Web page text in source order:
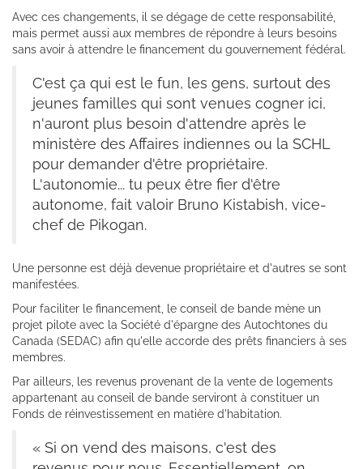
Avec ces changements, il se dégage de cette responsabilité,
mais permet aussi aux membres de répondre à leurs besoins
sans avoir à attendre le financement du gouvernement fédéral.
C'est ça qui est le fun, les gens, surtout des
jeunes familles qui sont venues cogner ici,
n'auront plus besoin d'attendre après le
ministère des Affaires indiennes ou la SCHL
pour demander d'être propriétaire.
L'autonomie... tu peux être fier d'être
autonome, fait valoir Bruno Kistabish, vice-
chef de Pikogan.
Une personne est déjà devenue propriétaire et d'autres se sont
manifestées.
Pour faciliter le financement, le conseil de bande mène un
projet pilote avec la Société d'épargne des Autochtones du
Canada (SEDAC) afin qu'elle accorde des prêts financiers à ses
membres.
Par ailleurs, les revenus provenant de la vente de logements
appartenant au conseil de bande serviront à constituer un
Fonds de réinvestissement en matière d'habitation.
« Si on vend des maisons, c'est des